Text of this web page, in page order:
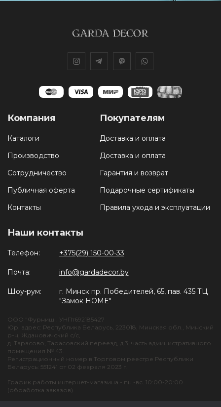
Компания
Каталоги
Производство
Сотрудничество
Публичная оферта
Контакты
Покупателям
Доставка и оплата
Доставка и оплата
Гарантия и возврат
Подарочные сертификаты
Правила ухода и эксплуатации
Наши контакты
Телефон: +375(29) 150-00-33
Почта: info@gardadecor.by
Шоу-рум:
г. Минск пр. Победителей, 65, пав. 435 ТЦ
"Замок HOME"
ООО "Фурниш". УНПт692185427
Юр. адрес: Республика Беларусь, 223018, Минская обл., Минский
р-н, Ждановичский с/с,
д. Тарасово, Тарасовский переезд, д.3, часть административного
помещения № 43.
Регистрационный номер в Торговом реестре Республики
Беларусь: 551241 от 02 февраля 2023 г.
График работы интернет-магазина - пн.-вс. 10:00-20:00
(обработка заказов)